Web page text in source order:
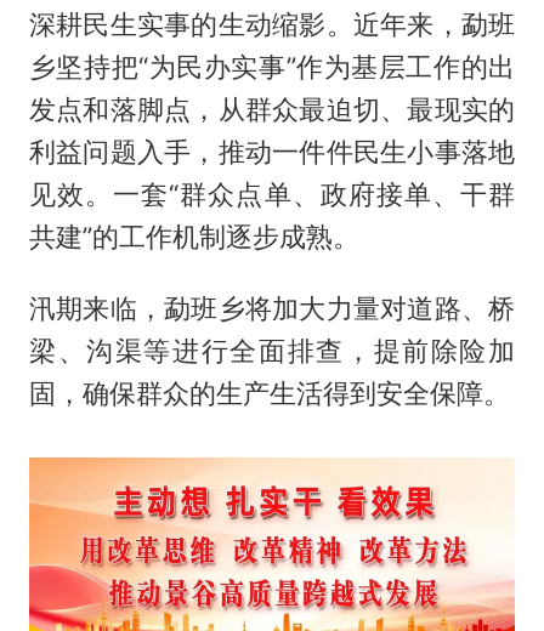
深耕民生实事的生动缩影。近年来，勐班
乡坚持把“为民办实事”作为基层工作的出
发点和落脚点，从群众最迫切、最现实的
利益问题入手，推动一件件民生小事落地
见效。一套“群众点单、政府接单、干群
共建”的工作机制逐步成熟。
汛期来临，勐班乡将加大力量对道路、桥
梁、沟渠等进行全面排查，提前除险加
固，确保群众的生产生活得到安全保障。